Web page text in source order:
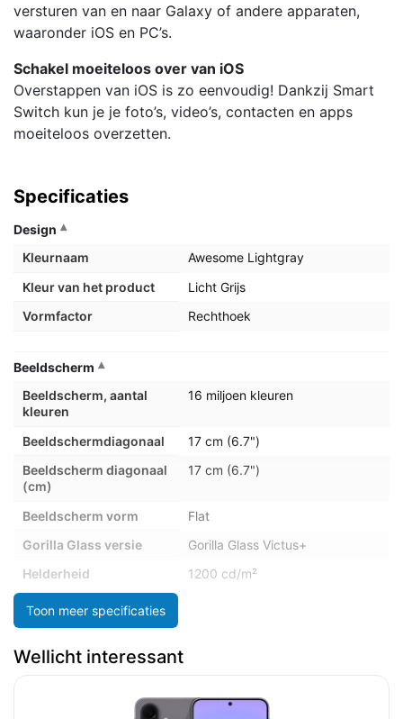
versturen van en naar Galaxy of andere apparaten,
waaronder iOS en PC’s.
Schakel moeiteloos over van iOS
Overstappen van iOS is zo eenvoudig! Dankzij Smart
Switch kun je je foto’s, video’s, contacten en apps
moeiteloos overzetten.
Specificaties
Design
Kleurnaam
Awesome Lightgray
Kleur van het product
Licht Grijs
Vormfactor
Rechthoek
Beeldscherm
Beeldscherm, aantal
kleuren
16 miljoen kleuren
Beeldschermdiagonaal
17 cm (6.7")
Beeldscherm diagonaal
(cm)
17 cm (6.7")
Beeldscherm vorm
Flat
Gorilla Glass versie
Gorilla Glass Victus+
Helderheid
1200 cd/m²
Marketingnaam
beeldschermtechnologie
Merkspecifieke
technologieën
385 ppi
Toon meer specificaties
Wellicht interessant